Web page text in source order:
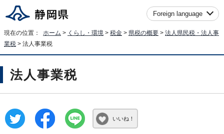
Foreign language
現在の位置： ホーム > くらし・環境 > 税金 > 県税の概要 > 法人県民税・法人事
業税 > 法人事業税
法人事業税
いいね！